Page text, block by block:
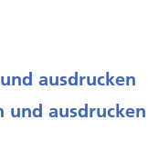
ausdrucken
und ausdrucken